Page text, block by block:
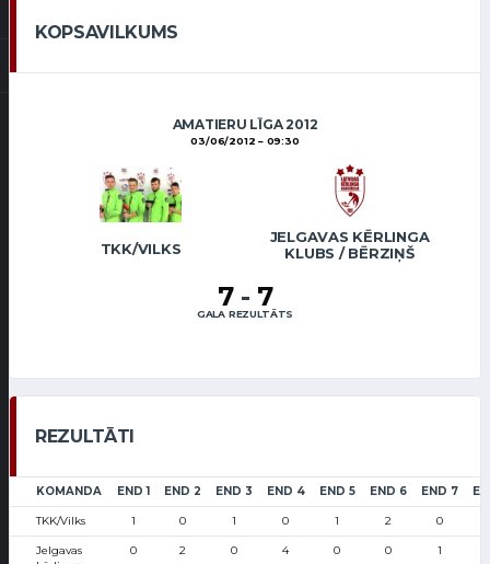
KOPSAVILKUMS
AMATIERU LĪGA 2012
03/06/2012 09:30
TKK/VILKS
JELGAVAS KĒRLINGA
KLUBS / BĒRZIŅŠ
7 - 7
GALA REZULTĀTS
REZULTĀTI
KOMANDA END 1 END 2 END 3 END 4 END 5 END 6 END 7
TKK/Vilks 1 0 1 0 1 2 0
Jelgavas
0 2 0 4 0 0 1